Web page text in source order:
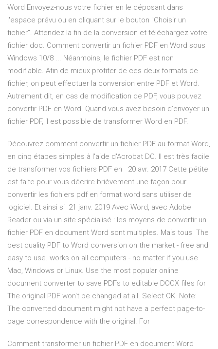
Word Envoyez-nous votre fichier en le déposant dans
l'espace prévu ou en cliquant sur le bouton "Choisir un
fichier". Attendez la fin de la conversion et téléchargez votre
fichier doc. Comment convertir un fichier PDF en Word sous
Windows 10/8 ... Néanmoins, le fichier PDF est non
modifiable. Afin de mieux profiter de ces deux formats de
fichier, on peut effectuer la conversion entre PDF et Word.
Autrement dit, en cas de modification de PDF, vous pouvez
convertir PDF en Word. Quand vous avez besoin d’envoyer un
fichier PDF, il est possible de transformer Word en PDF.
Découvrez comment convertir un fichier PDF au format Word,
en cinq étapes simples à l'aide d'Acrobat DC. Il est très facile
de transformer vos fichiers PDF en 20 avr. 2017 Cette pétite
est faite pour vous décrire brièvement une façon pour
convertir les fichiers pdf en format word sans utiliser de
logiciel. Et ainsi si 21 janv. 2019 Avec Word, avec Adobe
Reader ou via un site spécialisé : les moyens de convertir un
fichier PDF en document Word sont multiples. Mais tous The
best quality PDF to Word conversion on the market - free and
easy to use. works on all computers - no matter if you use
Mac, Windows or Linux. Use the most popular online
document converter to save PDFs to editable DOCX files for
The original PDF won't be changed at all. Select OK. Note:
The converted document might not have a perfect page-to-
page correspondence with the original. For
Comment transformer un fichier PDF en document Word